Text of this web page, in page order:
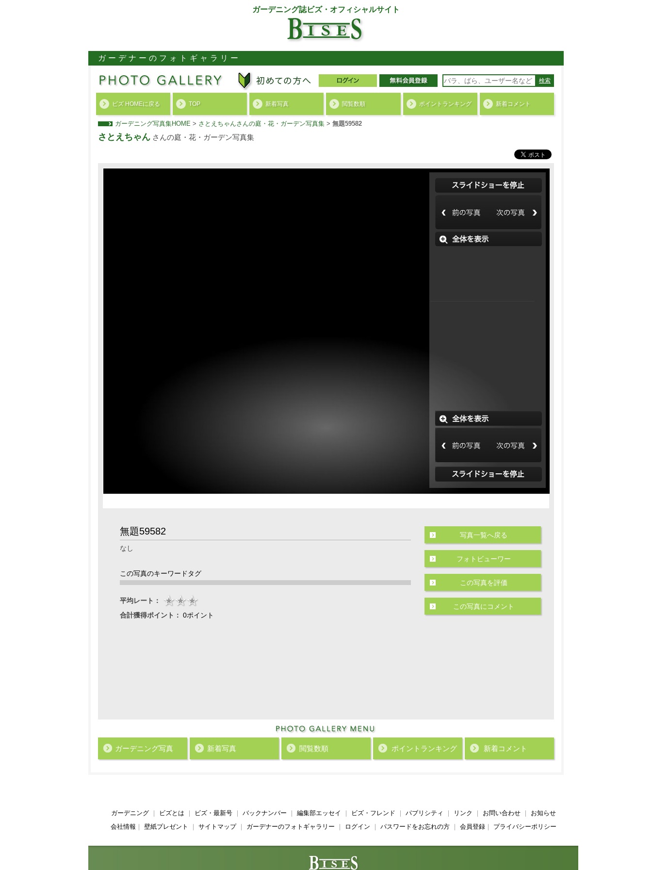
ガーデニング誌ビズ・オフィシャルサイト
ガーデナーのフォトギャラリー
検索
ビズ HOMEに戻る TOP 新着写真 閲覧数順 ポイント ランキング 新着コメント
ガーデニング写真集HOME > さとえちゃんさんの庭・花・ガーデン写真集 > 無題59582
さとえちゃん さんの庭・花・ガーデン写真集
無題59582
なし
この写真のキーワードタグ
平均レート：
合計獲得ポイント： 0ポイント
写真一覧へ戻る
フォトビューワー
この写真を評価
この写真にコメント
ガーデニング写真 新着写真 閲覧数順 ポイント ランキング 新着コメント
ガーデニング｜ ビズとは ビズ・最新号｜ バックナンバー 編集部エッセイ ビズ・フレンド パブリシティ リンク お問い合わせ｜ お知らせ
会社情報
壁紙プレゼント サイトマップ｜ ガーデナーのフォトギャラリー ログイン パスワードをお忘れの方｜ 会員登録｜ プライバシーポリシー